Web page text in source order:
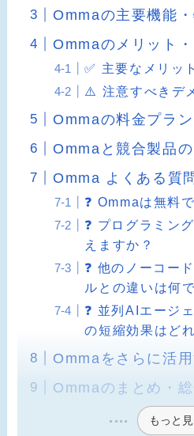
Ommaの主要機能
Ommaのメリット
✅ 主要なメリット
⚠️ 注意すべきデ
Ommaの料金プラ
Ommaと競合製品
Omma よくある質
❓ Ommaは無料
❓ プログラミン
えますか？
❓ 他のノーコー
ルとの違いは何
❓ 並列AIエージ
の短縮効果はど
Ommaをさらに活
Ommaのまとめ・
もっと